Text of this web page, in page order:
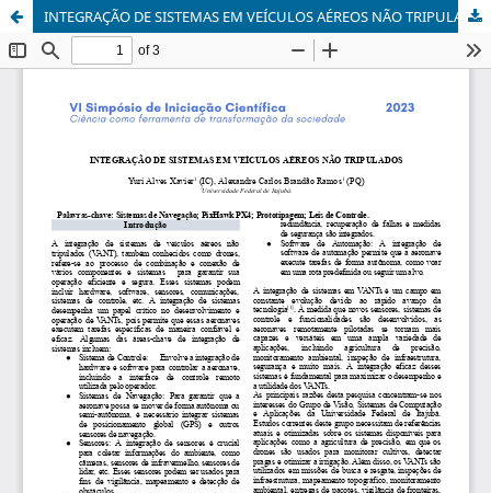
INTEGRAÇÃO DE SISTEMAS EM VEÍCULOS AÉREOS NÃO TRIPULADOS